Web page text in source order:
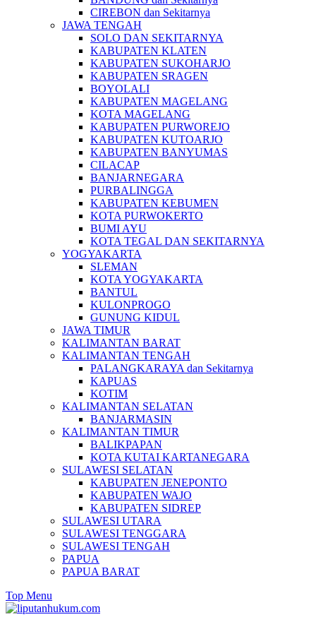
CIREBON dan Sekitarnya
JAWA TENGAH
SOLO DAN SEKITARNYA
KABUPATEN KLATEN
KABUPATEN SUKOHARJO
KABUPATEN SRAGEN
BOYOLALI
KABUPATEN MAGELANG
KOTA MAGELANG
KABUPATEN PURWOREJO
KABUPATEN KUTOARJO
KABUPATEN BANYUMAS
CILACAP
BANJARNEGARA
PURBALINGGA
KABUPATEN KEBUMEN
KOTA PURWOKERTO
BUMI AYU
KOTA TEGAL DAN SEKITARNYA
YOGYAKARTA
SLEMAN
KOTA YOGYAKARTA
BANTUL
KULONPROGO
GUNUNG KIDUL
JAWA TIMUR
KALIMANTAN BARAT
KALIMANTAN TENGAH
PALANGKARAYA dan Sekitarnya
KAPUAS
KOTIM
KALIMANTAN SELATAN
BANJARMASIN
KALIMANTAN TIMUR
BALIKPAPAN
KOTA KUTAI KARTANEGARA
SULAWESI SELATAN
KABUPATEN JENEPONTO
KABUPATEN WAJO
KABUPATEN SIDREP
SULAWESI UTARA
SULAWESI TENGGARA
SULAWESI TENGAH
PAPUA
PAPUA BARAT
Top Menu